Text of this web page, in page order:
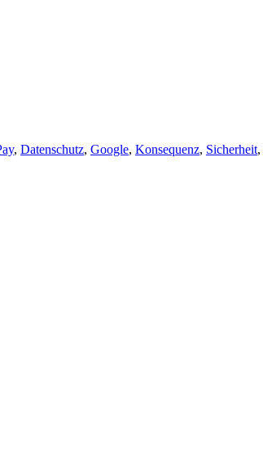
, Datenschutz, Google, Konsequenz, Sicherheit,